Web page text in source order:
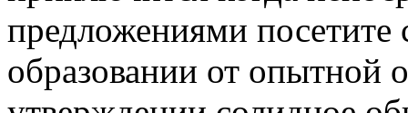
предложениями
образовании от опытной